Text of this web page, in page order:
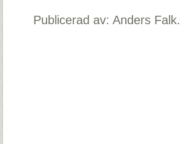
Publicerad av: Anders Falk.